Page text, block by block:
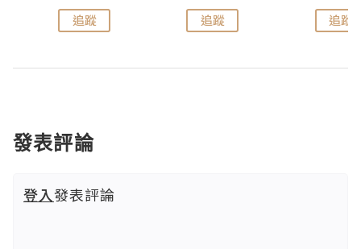
追蹤 追蹤 追蹤
發表評論
登入發表評論